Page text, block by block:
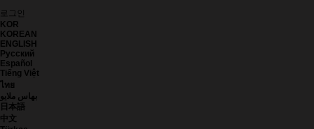
로그인
KOR
KOREAN
ENGLISH
Русский
Español
Tiếng Việt
ไทย
بهاس ملايو
日本語
中文